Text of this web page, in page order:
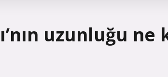
uzunluğu ne